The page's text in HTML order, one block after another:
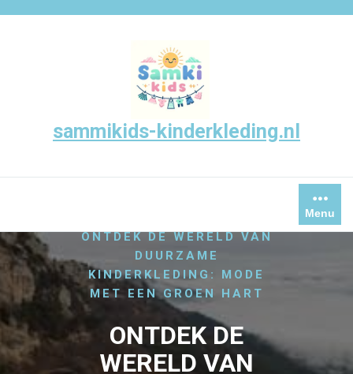
sammikids-kinderkleding.nl
Menu
ONTDEK DE WERELD VAN
DUURZAME
KINDERKLEDING: MODE
MET EEN GROEN HART
ONTDEK DE
WERELD VAN